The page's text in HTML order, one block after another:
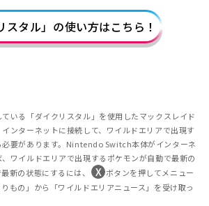
スタル」の使い方はこちら！
いる「ダイクリスタル」を使用したマックスレイド
ンターネットに接続して、ワイルドエリアで出現す
必要があります。Nintendo Switch本体がインターネ
ワイルドエリアで出現するポケモンが自動で最新の
新の状態にするには、
ボタンを押してメニュー
もの」から「ワイルドエリアニュース」を受け取っ